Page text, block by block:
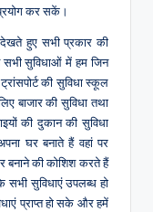
कर सकें।
हुए सभी प्रकार की
सभी सुविधाओं में हम जिन
की सुविधा स्कूल
बाजार की सुविधा तथा
की दुकान की सुविधा
घर बनाते हैं वहां पर
बनाने की कोशिश करते हैं
सुविधाएं उपलब्ध हो
प्राप्त हो सके और हमें